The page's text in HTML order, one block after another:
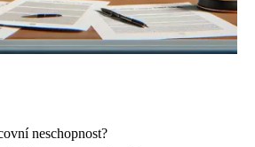
neschopnost?